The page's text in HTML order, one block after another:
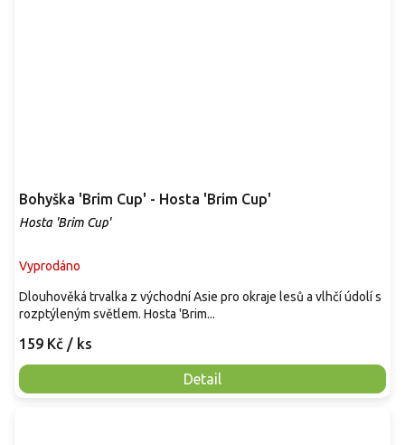
Bohyška 'Brim Cup' - Hosta 'Brim Cup'
Hosta 'Brim Cup'
Vyprodáno
159 Kč / ks
Detail
Dlouhověká trvalka z východní Asie pro okraje lesů a vlhčí údolí s
rozptýleným světlem. Hosta 'Brim...